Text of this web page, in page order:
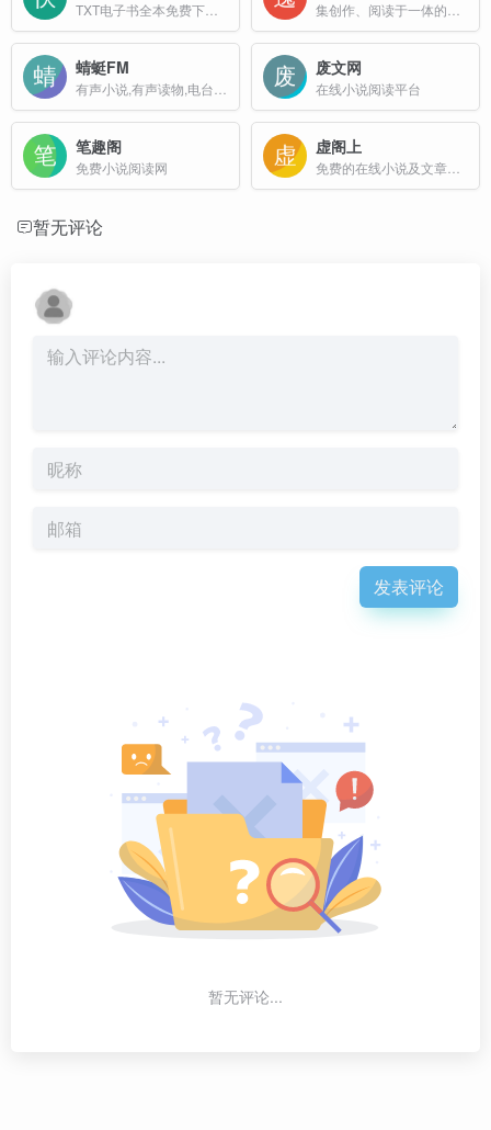
蜻蜓FM 废文网
在线小说阅读平台
笔趣阁
免费小说阅读网
虚阁上
暂无评论
发表评论
暂无评论...